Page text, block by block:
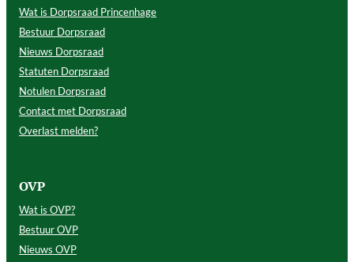
Wat is Dorpsraad Princenhage
Bestuur Dorpsraad
Nieuws Dorpsraad
Statuten Dorpsraad
Notulen Dorpsraad
Contact met Dorpsraad
Overlast melden?
OVP
Wat is OVP?
Bestuur OVP
Nieuws OVP